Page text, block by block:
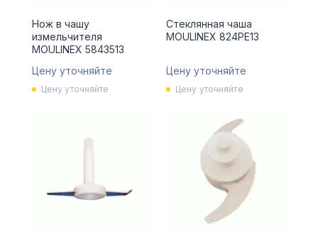
Нож в чашу
измельчителя
MOULINEX 5843513
Цену уточняйте
Цену уточняйте
Стеклянная чаша
MOULINEX 824PE13
Цену уточняйте
Цену уточняйте